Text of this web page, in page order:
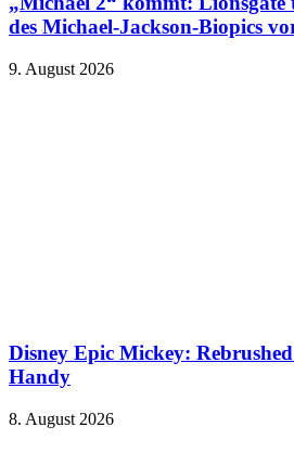
des Michael-Jackson-Biopics
9. August 2026
Disney Epic Mickey:
Handy
8. August 2026